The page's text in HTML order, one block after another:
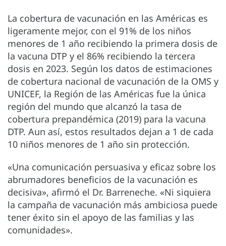
La cobertura de vacunación en las Américas es
ligeramente mejor, con el 91% de los niños
menores de 1 año recibiendo la primera dosis de
la vacuna DTP y el 86% recibiendo la tercera
dosis en 2023. Según los datos de estimaciones
de cobertura nacional de vacunación de la OMS y
UNICEF, la Región de las Américas fue la única
región del mundo que alcanzó la tasa de
cobertura prepandémica (2019) para la vacuna
DTP. Aun así, estos resultados dejan a 1 de cada
10 niños menores de 1 año sin protección.
«Una comunicación persuasiva y eficaz sobre los
abrumadores beneficios de la vacunación es
decisiva», afirmó el Dr. Barreneche. «Ni siquiera
la campaña de vacunación más ambiciosa puede
tener éxito sin el apoyo de las familias y las
comunidades».